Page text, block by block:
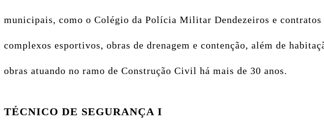
municipais, como o Colégio da Polícia Militar Dendezeiros e
complexos esportivos, obras de drenagem e contenção, além de
obras atuando no ramo de Construção Civil há mais de 30 anos.
TÉCNICO DE SEGURANÇA I